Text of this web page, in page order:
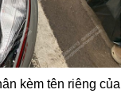
kèm tên riêng của